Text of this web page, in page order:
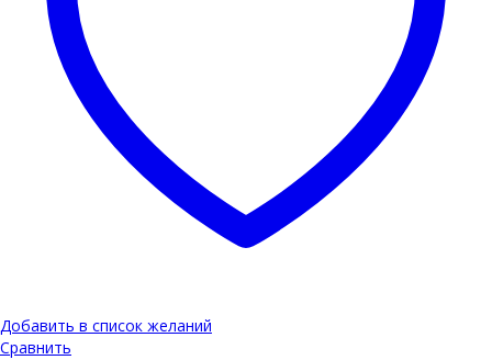
Добавить в список желаний
Сравнить